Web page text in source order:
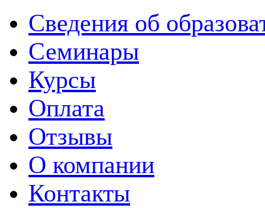
Сведения об
Семинары
Курсы
Оплата
Отзывы
О компании
Контакты